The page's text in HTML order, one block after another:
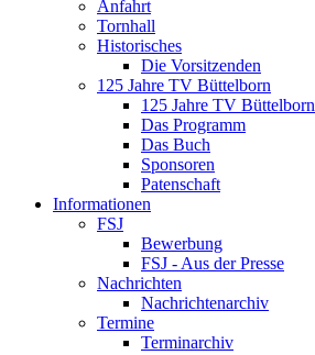
Anfahrt
Tornhall
Historisches
Die Vorsitzenden
125 Jahre TV Büttelborn
125 Jahre TV Büttelborn
Das Programm
Das Buch
Sponsoren
Patenschaft
Informationen
FSJ
Bewerbung
FSJ - Aus der Presse
Nachrichten
Nachrichtenarchiv
Termine
Terminarchiv